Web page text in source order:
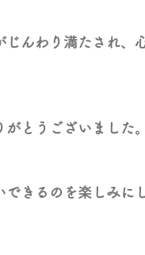
んわり満たされ、
とうございました。
きるのを楽しみに